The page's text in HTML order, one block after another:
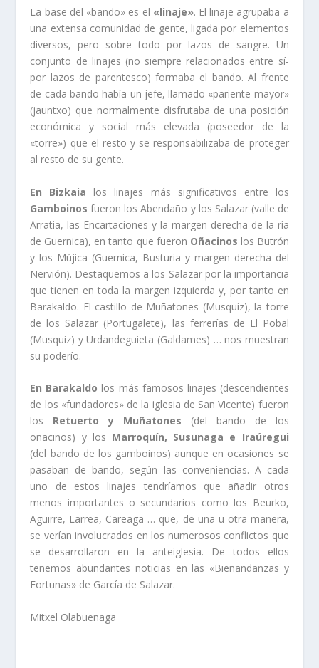
La base del «bando» es el «linaje». El linaje agrupaba a
una extensa comunidad de gente, ligada por elementos
diversos, pero sobre todo por lazos de sangre. Un
conjunto de linajes (no siempre relacionados entre sí­
por lazos de parentesco) formaba el bando. Al frente
de cada bando habí­a un jefe, llamado «pariente mayor»
(jauntxo) que normalmente disfrutaba de una posición
económica y social más elevada (poseedor de la
«torre») que el resto y se responsabilizaba de proteger
al resto de su gente.
En Bizkaia los linajes más significativos entre los
Gamboinos fueron los Abendaño y los Salazar (valle de
Arratia, las Encartaciones y la margen derecha de la rí­a
de Guernica), en tanto que fueron Oñacinos los Butrón
y los Mújica (Guernica, Busturia y margen derecha del
Nervión). Destaquemos a los Salazar por la importancia
que tienen en toda la margen izquierda y, por tanto en
Barakaldo. El castillo de Muñatones (Musquiz), la torre
de los Salazar (Portugalete), las ferrerí­as de El Pobal
(Musquiz) y Urdandeguieta (Galdames) … nos muestran
su poderí­o.
En Barakaldo los más famosos linajes (descendientes
de los «fundadores» de la iglesia de San Vicente) fueron
los Retuerto y Muñatones (del bando de los
oñacinos) y los Marroquí­n, Susunaga e Iraúregui
(del bando de los gamboinos) aunque en ocasiones se
pasaban de bando, según las conveniencias. A cada
uno de estos linajes tendrí­amos que añadir otros
menos importantes o secundarios como los Beurko,
Aguirre, Larrea, Careaga … que, de una u otra manera,
se verí­an involucrados en los numerosos conflictos que
se desarrollaron en la anteiglesia. De todos ellos
tenemos abundantes noticias en las «Bienandanzas y
Fortunas» de Garcí­a de Salazar.
Mitxel Olabuenaga